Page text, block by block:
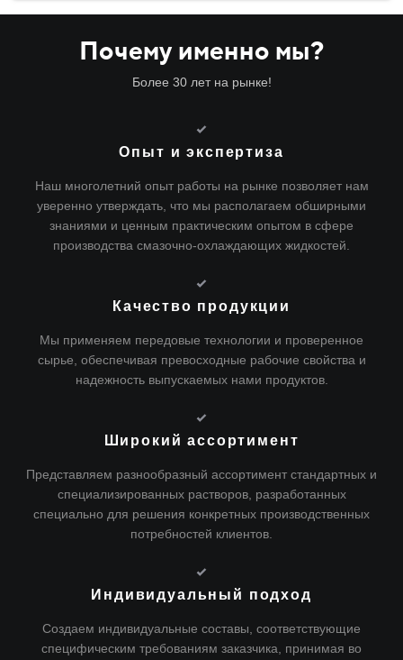
Почему именно мы?
Более 30 лет на рынке!
Опыт и экспертиза
Наш многолетний опыт работы на рынке позволяет нам
уверенно утверждать, что мы располагаем обширными
знаниями и ценным практическим опытом в сфере
производства смазочно-охлаждающих жидкостей.
Качество продукции
Мы применяем передовые технологии и проверенное
сырье, обеспечивая превосходные рабочие свойства и
надежность выпускаемых нами продуктов.
Широкий ассортимент
Представляем разнообразный ассортимент стандартных и
специализированных растворов, разработанных
специально для решения конкретных производственных
потребностей клиентов.
Индивидуальный подход
Создаем индивидуальные составы, соответствующие
специфическим требованиям заказчика, принимая во